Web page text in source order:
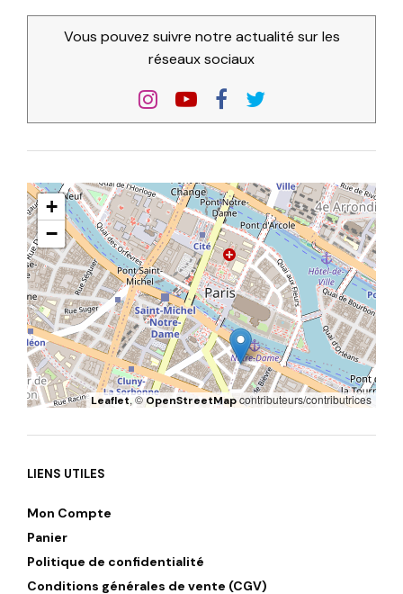
Vous pouvez suivre notre actualité sur les
réseaux sociaux
+
−
Leaflet, ©OpenStreetMapcontributeurs/contributrices
LIENS UTILES
Mon Compte
Panier
Politique de confidentialité
Conditions générales de vente (CGV)